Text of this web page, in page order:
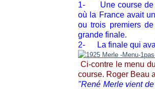
1- Une course de
où la France avait
ou trois premiers
grande finale.
2- La finale qui
Ci-contre le menu
course. Roger Beau
"René Merle vient